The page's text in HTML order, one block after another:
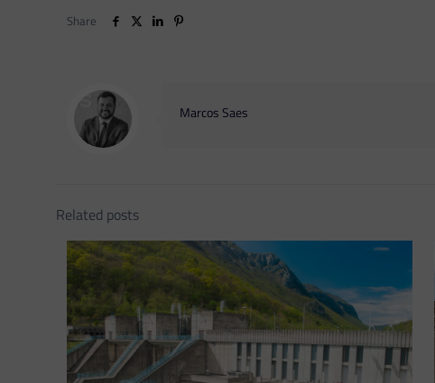
Share
Marcos Saes
Related posts